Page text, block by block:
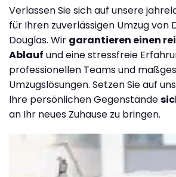
Verlassen Sie sich auf unsere
für Ihren zuverlässigen Umzug von
Douglas. Wir garantieren einen
Ablauf und eine stressfreie
professionellen Teams und
Umzugslösungen. Setzen Sie auf
Ihre persönlichen Gegenstände
an Ihr neues Zuhause zu bringen.